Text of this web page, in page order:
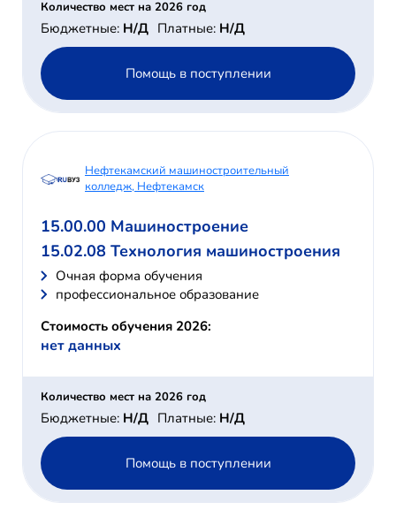
Количество мест на 2026 год
Бюджетные: Н/Д Платные: Н/Д
Помощь в поступлении
Нефтекамский машиностроительный
колледж, Нефтекамск
15.00.00 Машиностроение
15.02.08 Технология машиностроения
Очная форма обучения
профессиональное образование
Стоимость обучения 2026:
нет данных
Количество мест на 2026 год
Бюджетные: Н/Д Платные: Н/Д
Помощь в поступлении